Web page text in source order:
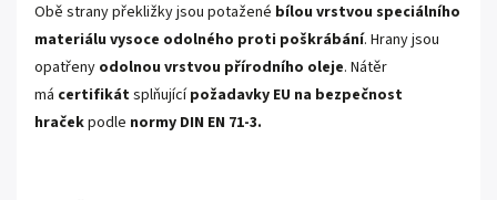
Obě strany překližky jsou potažené bílou vrstvou speciálního
materiálu vysoce odolného proti poškrábání. Hrany jsou
opatřeny odolnou vrstvou přírodního oleje. Nátěr
má certifikátsplňujícípožadavky EU na bezpečnost
hračekpodle normy DIN EN 71-3.